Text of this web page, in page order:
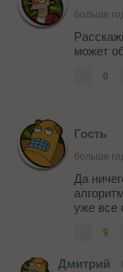
больше
может
0
Гость
больше
Да
уже все
9
Дмитрий